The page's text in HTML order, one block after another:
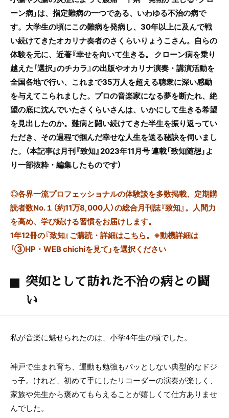
ーン病」は、指定難病の一つである、いわゆる不治の病で
す。大学生の頃にこの難病を発病し、30年以上に及んで戦
い続けてきたオカリナ奏者のさくらいりょうこさん。自らの
体験を元に、近著『幸せを向いて生きる。 クローン病を乗り
越えた「選択」のチカラ』の出版やオカリナ演奏・講演活動を
全国各地で行い、これまで35万人を超える聴衆に深い感動
を与えてこられました。プロの音楽家になる夢を断たれ、絶
望の底に沈んでいたさくらいさんは、いかにして生きる希望
を見出したのか。難病と闘い続けてきた半生を振り返ってい
ただき、その過程で掴んだ幸せな人生を送る秘訣を伺いまし
た。（本記事は月刊『致知』2023年11月号 連載「致知随想」よ
り一部抜粋・編集したものです）
◎各界一流プロフェッショナルの体験談を多数掲載、定期購
読者数No.１（約11万8,000人）の総合月刊誌『致知』。人間力
を高め、学び続ける習慣をお届けします。
1年12冊の『致知』ご購読・詳細はこちら。 ※動機詳細は
「③HP・WEB chichiを見て」を選択ください
突如として訪れた不治の病との闘
い
私が音楽に魅せられたのは、小学4年生の頃でした。
神戸で生まれ育ち、運動も勉強もパッとしない典型的なドジ
っ子。けれど、初めて手にしたリコーダーの演奏が楽しく、
家族や先生から褒めてもらえることが嬉しくて仕方ありませ
んでした。